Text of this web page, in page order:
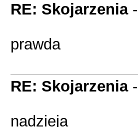
RE: Skojarzenia-
prawda
RE: Skojarzenia-
nadzieja